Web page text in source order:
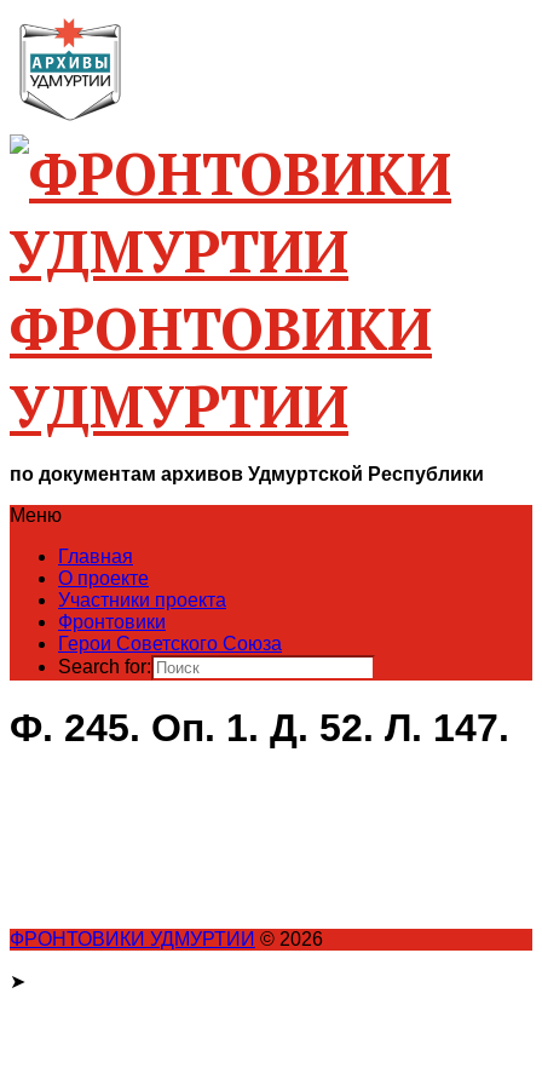
ФРОНТОВИКИ
УДМУРТИИ
по документам архивов Удмуртской Республики
Меню
Главная
О проекте
Участники проекта
Фронтовики
Герои Советского Союза
Search for:
Ф. 245. Оп. 1. Д. 52. Л. 147.
ФРОНТОВИКИ УДМУРТИИ © 2026
➤